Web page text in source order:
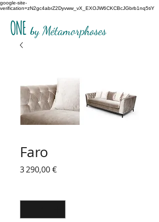
google-site-
verification=zN2gc4abrZ2Dyvww_vX_EXOJW6CKCBcJGbrb1nq5tiY
ONE by Métamorphoses
Faro
3 290,00 €Prix